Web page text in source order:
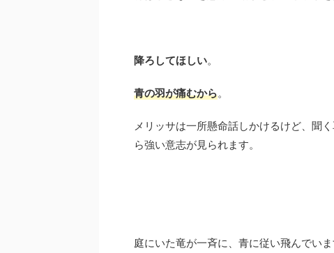
降ろしてほしい。
青の羽が痛むから。
メリッサは一所懸命話しかけるけど、聞
ら強い意志が見られます。
庭にいた竜が一斉に、青に従い飛んでいま